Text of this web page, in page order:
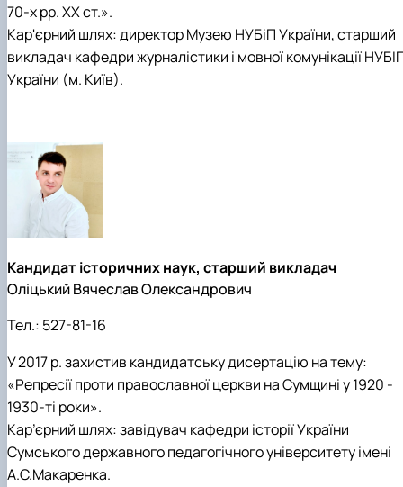
70-х рр. ХХ ст.».
Кар'єрний шлях: директор Музею НУБіП України, старший
викладач кафедри журналістики і мовної комунікації
України (м. Київ).
Кандидат історичних наук, старший викладач
Оліцький Вячеслав Олександрович
Тел.: 527-81-16
У 2017 р. захистив кандидатську дисертацію на тему:
«Репресії проти православної церкви на Сумщині у 1920 -
1930-ті роки».
Кар’єрний шлях: завідувач кафедри історії України
Сумського державного педагогічного університету імені
А.С.Макаренка.